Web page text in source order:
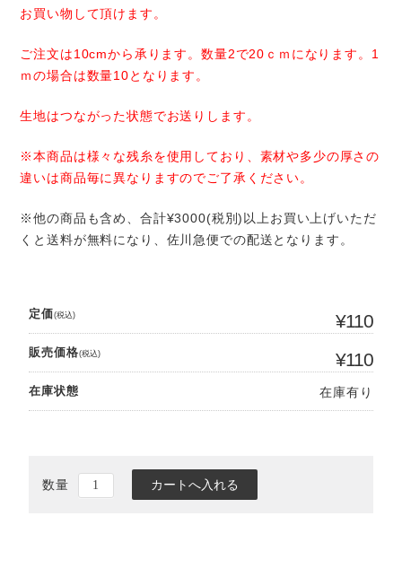
お買い物して頂けます。
ご注文は10cmから承ります。数量2で20 ｃｍになります。 1
ｍの場合は数量10となります 。
生地はつながった状態でお送りします。
※本商品は様々な残糸を使用しており、素材や多少の厚さの
違いは商品毎に異なりますのでご了承ください。
※他の商品も含め、合計¥3000(税別)以上お買い上げいただ
くと送料が無料になり、佐川急便での配送となります。
定価(税込) ¥110
販売価格(税込) ¥110
在庫状態 在庫有り
数量